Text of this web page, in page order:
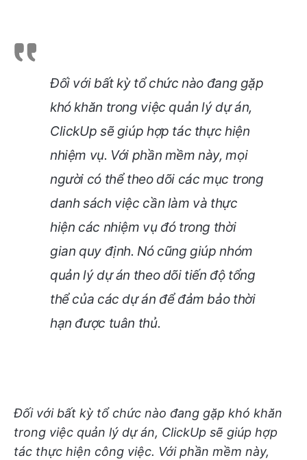
Đối với bất kỳ tổ chức nào đang gặp
khó khăn trong việc quản lý dự án,
ClickUp sẽ giúp hợp tác thực hiện
nhiệm vụ. Với phần mềm này, mọi
người có thể theo dõi các mục trong
danh sách việc cần làm và thực
hiện các nhiệm vụ đó trong thời
gian quy định. Nó cũng giúp nhóm
quản lý dự án theo dõi tiến độ tổng
thể của các dự án để đảm bảo thời
hạn được tuân thủ.
Đối với bất kỳ tổ chức nào đang gặp khó khăn
trong việc quản lý dự án, ClickUp sẽ giúp hợp
tác thực hiện công việc. Với phần mềm này,